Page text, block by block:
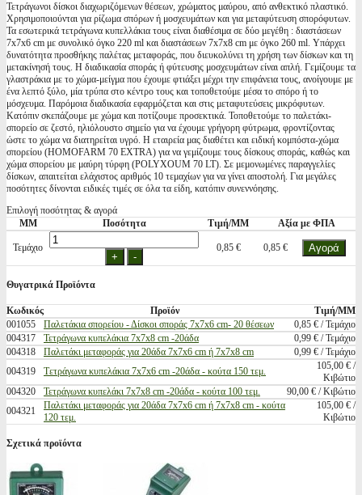
Τετράγωνοι δίσκοι διαχωριζόμενων θέσεων, χρώματος μαύρου, από ανθεκτικό πλαστικό.
Χρησιμοποιούνται για ρίζωμα σπόρων ή μοσχευμάτων και για μεταφύτευση σπορόφυτων.
Τα εσωτερικά τετράγωνα κυπελλάκια τους είναι διαθέσιμα σε δύο μεγέθη : διαστάσεων
7x7x6 cm με συνολικό όγκο 220 ml και διαστάσεων 7x7x8 cm με όγκο 260 ml. Υπάρχει
δυνατότητα προσθήκης παλέτας μεταφοράς, που διευκολύνει τη χρήση των δίσκων και τη
μετακίνησή τους. Η διαδικασία σποράς ή φύτευσης μοσχευμάτων είναι απλή. Γεμίζουμε τα
γλαστράκια με το χώμα-μείγμα που έχουμε φτιάξει μέχρι την επιφάνεια τους, ανοίγουμε με
ένα λεπτό ξύλο, μία τρύπα στο κέντρο τους και τοποθετούμε μέσα το σπόρο ή το
μόσχευμα. Παρόμοια διαδικασία εφαρμόζεται και στις μεταφυτεύσεις μικρόφυτων.
Κατόπιν σκεπάζουμε με χώμα και ποτίζουμε προσεκτικά. Τοποθετούμε το παλετάκι-
σπορείο σε ζεστό, ηλιόλουστο σημείο για να έχουμε γρήγορη φύτρωμα, φροντίζοντας
ώστε το χώμα να διατηρείται υγρό. Η εταιρεία μας διαθέτει και ειδική κομπόστα-χώμα
σπορείου (HOMOFARM 70 EXTRA) για να γεμίζουμε τους δίσκους σποράς, καθώς και
χώμα σπορείου με μαύρη τύρφη (POLYXOUM 70 LT). Σε μεμονωμένες παραγγελίες
δίσκων, απαιτείται ελάχιστος αριθμός 10 τεμαχίων για να γίνει αποστολή. Για μεγάλες
ποσότητες δίνονται ειδικές τιμές σε όλα τα είδη, κατόπιν συνεννόησης.
Επιλογή ποσότητας & αγορά
ΜΜ
Ποσότητα Τιμή/ΜΜ Αξία με ΦΠΑ
Τεμάχιο 0,85 € 0,85 €
Θυγατρικά Προϊόντα
Κωδικός Προϊόν
Τιμή/ΜΜ
001055
Παλετάκια σπορείου - Δίσκοι σποράς 7x7x6 cm- 20 θέσεων
0,85 € / Τεμάχιο
004317
Τετράγωνα κυπελάκια 7x7x8 cm -20άδα
0,99 € / Τεμάχιο
004318
Παλετάκι μεταφοράς για 20άδα 7x7x6 cm ή 7x7x8 cm
0,99 € / Τεμάχιο
004319
Tετράγωνα κυπελάκια 7x7x6 cm -20άδα - κούτα 150 τεμ.
105,00 € /
Κιβώτιο
004320
Τετράγωνα κυπελάκι 7x7x8 cm -20άδα - κούτα 100 τεμ.
90,00 € / Κιβώτιο
004321
Παλετάκι μεταφοράς για 20άδα 7x7x6 cm ή 7x7x8 cm - κούτα
120 τεμ.
105,00 € /
Κιβώτιο
Σχετικά προϊόντα